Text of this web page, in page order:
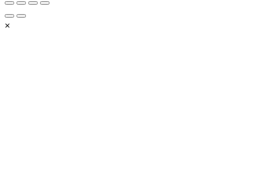
×